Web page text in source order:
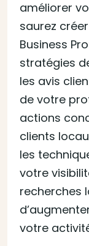
améliorer
saurez
Business
stratégies
les avis
de votre
actions
clients
les
votre
recherches
votre